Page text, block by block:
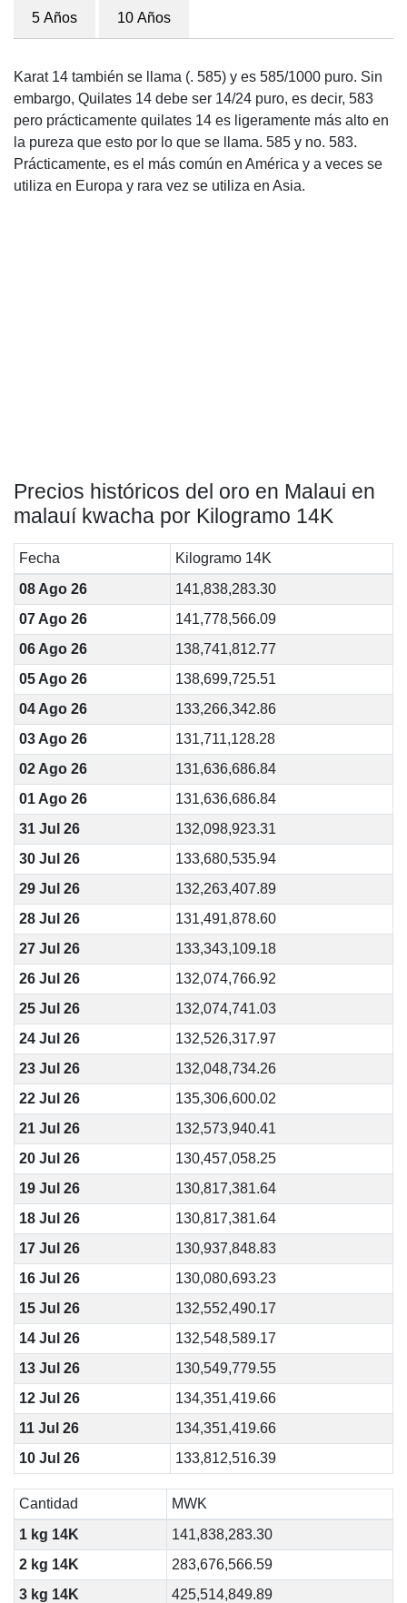
5 Años 10 Años
Karat 14 también se llama (. 585) y es 585/1000 puro. Sin
embargo, Quilates 14 debe ser 14/24 puro, es decir, 583
pero prácticamente quilates 14 es ligeramente más alto en
la pureza que esto por lo que se llama. 585 y no. 583.
Prácticamente, es el más común en América y a veces se
utiliza en Europa y rara vez se utiliza en Asia.
Precios históricos del oro en Malaui en
malauí kwacha por Kilogramo 14K
Fecha
Kilogramo 14K
08 Ago 26
141,838,283.30
07 Ago 26
141,778,566.09
06 Ago 26
138,741,812.77
05 Ago 26
138,699,725.51
04 Ago 26
133,266,342.86
03 Ago 26
131,711,128.28
02 Ago 26
131,636,686.84
01 Ago 26
131,636,686.84
31 Jul 26
132,098,923.31
30 Jul 26
133,680,535.94
29 Jul 26
132,263,407.89
28 Jul 26
131,491,878.60
27 Jul 26
133,343,109.18
26 Jul 26
132,074,766.92
25 Jul 26
132,074,741.03
24 Jul 26
132,526,317.97
23 Jul 26
132,048,734.26
22 Jul 26
135,306,600.02
21 Jul 26
132,573,940.41
20 Jul 26
130,457,058.25
19 Jul 26
130,817,381.64
18 Jul 26
130,817,381.64
17 Jul 26
130,937,848.83
16 Jul 26
130,080,693.23
15 Jul 26
132,552,490.17
14 Jul 26
132,548,589.17
13 Jul 26
130,549,779.55
12 Jul 26
134,351,419.66
11 Jul 26
134,351,419.66
10 Jul 26
133,812,516.39
Cantidad
MWK
1 kg 14K
141,838,283.30
2 kg 14K
283,676,566.59
3 kg 14K
425,514,849.89